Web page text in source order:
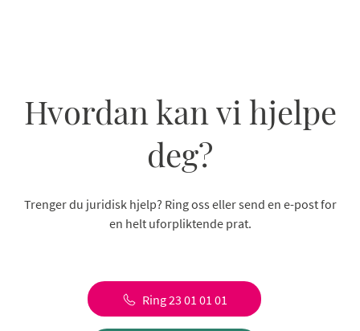
Hvordan kan vi hjelpe
deg?
Trenger du juridisk hjelp? Ring oss eller send en e-post for
en helt uforpliktende prat.
Ring 23 01 01 01